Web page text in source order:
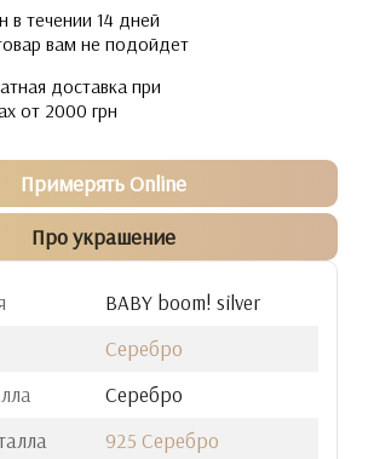
в течении 14 дней
вам не подойдет
доставка при
от 2000 грн
Примерять Online
Про украшение
BABY boom! silver
Серебро
Серебро
925 Серебро